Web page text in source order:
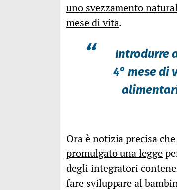
uno svezzamento
mese di vita.
“
Introdurre
4° mese di
Ora è notizia precisa
promulgato una legge
degli integratori
fare sviluppare al